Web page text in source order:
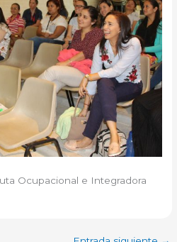
Ocupacional e Integradora